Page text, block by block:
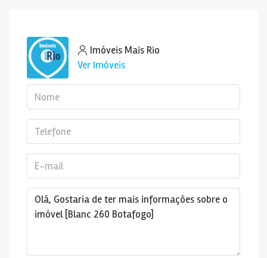
Imóveis Mais Rio
Ver Imóveis